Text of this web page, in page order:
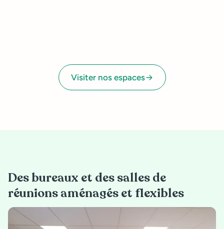
Visiter nos espaces
Des bureaux et des salles de
réunions aménagés et flexibles